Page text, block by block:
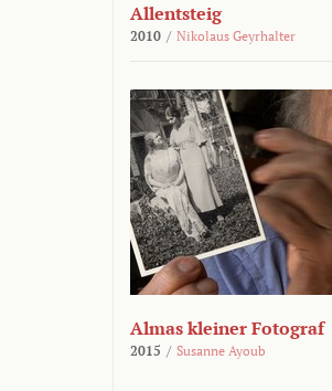
Allentsteig
2010 / Nikolaus Geyrhalter
Almas kleiner Fotograf
2015 / Susanne Ayoub